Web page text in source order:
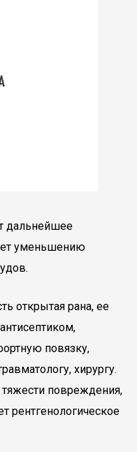
дальнейшее
уменьшению
открытая рана, ее
повязку,
хирургу.
тяжести повреждения,
рентгенологическое